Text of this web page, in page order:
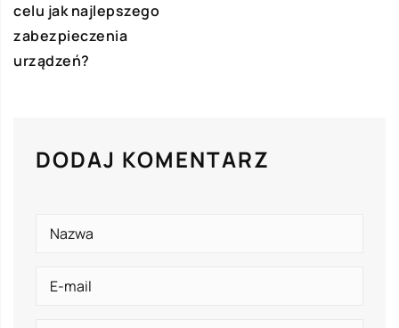
celu jak najlepszego
zabezpieczenia
urządzeń?
DODAJ KOMENTARZ